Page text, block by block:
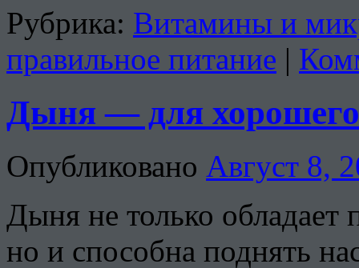
Рубрика: Витамины и
правильное питание |
Дыня — для хорошего
Опубликовано Август 8,
Дыня не только
но и способна поднять